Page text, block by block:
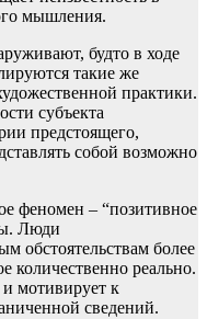
мышления.
будто в ходе
такие же
практики.
субъекта
предстоящего,
собой возможно
феномен – “позитивное
Люди
обстоятельствам более
количественно реально.
и мотивирует к
сведений.